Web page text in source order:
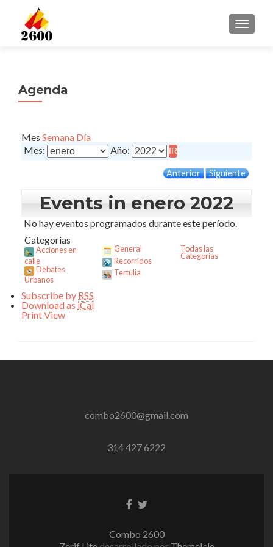
Agenda
Mes Semana Día
Mes:
Año:
Anterior Siguiente
Events in enero 2022
No hay eventos programados durante este período.
Categorías
Acciones en
calle
Debates
Urbanos
General
Recorridos
Tertulia
Todas las
Categorías
Subscribe by RSS
Download as iCal
PrintView
combo2600@gmail.com
314 427 6222
EnlaceEnlace
Combo 2600